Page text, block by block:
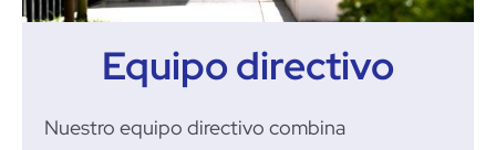
Equipo directivo
Nuestro equipo directivo combina